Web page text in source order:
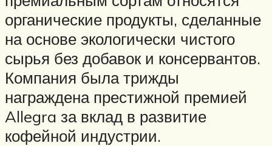
органические продукты, сделанные
на основе экологически чистого
сырья без добавок и консервантов.
Компания была трижды
награждена престижной премией
Allegra за вклад в развитие
кофейной индустрии.